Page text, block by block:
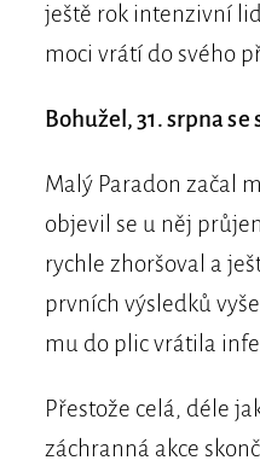
ještě rok intenzivní
moci vrátí do svého
Bohužel, 31. srpna
Malý Paradon začal
objevil se u něj
rychle zhoršoval a
prvních výsledků
mu do plic vrátila
Přestože celá, déle
záchranná akce